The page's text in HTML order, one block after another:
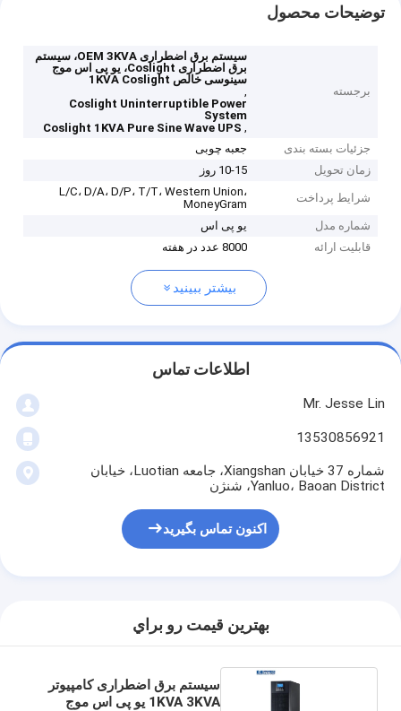
توضیحات محصول
برجسته
سیستم برق اضطراری OEM 3KVA، سیستم
برق اضطراری Coslight، یو پی اس موج
سینوسی خالص 1KVA Coslight
,
Coslight Uninterruptible Power
System
,
Coslight 1KVA Pure Sine Wave UPS
جزئیات بسته بندی
جعبه چوبی
زمان تحویل
10-15 روز
شرایط پرداخت
L/C، D/A، D/P، T/T، Western Union،
MoneyGram
شماره مدل
یو پی اس
قابلیت ارائه
8000 عدد در هفته
بیشتر ببینید
اطلاعات تماس
Mr. Jesse Lin
13530856921
شماره 37 خیابان Xiangshan، جامعه Luotian، خیابان
Yanluo، Baoan District، شنژن
اکنون تماس بگیرید
بهترين قيمت رو براي
سیستم برق اضطراری کامپیوتر
1KVA 3KVA یو پی اس موج